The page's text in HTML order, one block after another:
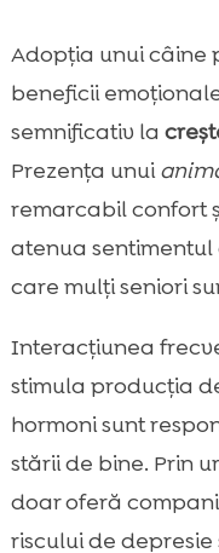
Adopția unui câine
beneficii
semnificativ la
Prezența unui
remarcabil confort
atenua
care mulți seniori
Interacțiunea
stimula producția
hormoni sunt
stării de bine. Prin
doar oferă
riscului de depresie